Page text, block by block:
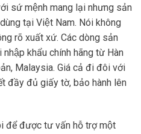
sứ mệnh mang lại nhưng sản
tại Việt Nam. Nói không
rõ xuất xứ. Các dòng sản
khẩu chính hãng từ Hàn
Malaysia. Giá cả đi đôi với
đầy đủ giấy tờ, bảo hành lên
để được tư vấn hỗ trợ một